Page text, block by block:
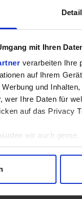
mit Ihren
verarbeiten Ihre
auf Ihrem
und
wer Ihre Daten für
auf das Privacy
wir auch gerne:
geografische
wie Ihre
Bewertungen
sich aktuell in